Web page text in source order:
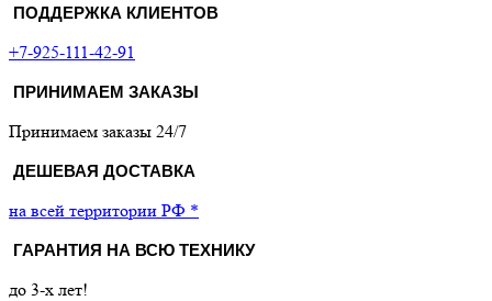
ПОДДЕРЖКА КЛИЕНТОВ
+7-925-111-42-91
ПРИНИМАЕМ ЗАКАЗЫ
Принимаем заказы 24/7
ДЕШЕВАЯ ДОСТАВКА
на всей территории РФ *
ГАРАНТИЯ НА ВСЮ ТЕХНИКУ
до 3-х лет!